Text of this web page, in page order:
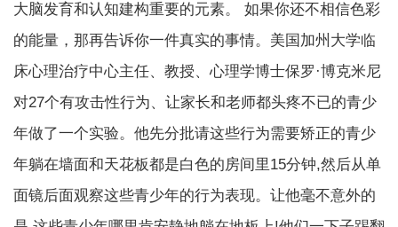
大脑发育和认知建构重要的元素。 如果你还不相信色彩
的能量，那再告诉你一件真实的事情。美国加州大学临
床心理治疗中心主任、教授、心理学博士保罗·博克米尼
对27个有攻击性行为、让家长和老师都头疼不已的青少
年做了一个实验。他先分批请这些行为需要矫正的青少
年躺在墙面和天花板都是白色的房间里15分钟,然后从单
面镜后面观察这些青少年的行为表现。让他毫不意外的